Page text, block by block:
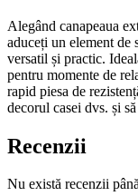
Alegând canapeaua
aduceți un element de
versatil și practic.
pentru momente de
rapid piesa de
decorul casei dvs. și
Recenzii
Nu există recenzii